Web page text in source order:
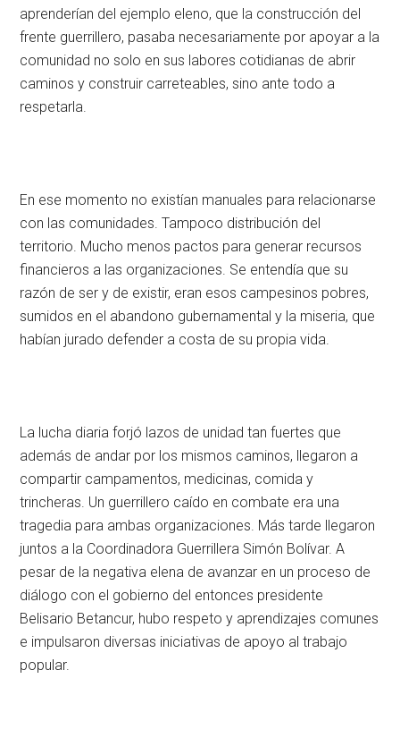
aprenderían del ejemplo eleno, que la construcción del
frente guerrillero, pasaba necesariamente por apoyar a la
comunidad no solo en sus labores cotidianas de abrir
caminos y construir carreteables, sino ante todo a
respetarla.
En ese momento no existían manuales para relacionarse
con las comunidades. Tampoco distribución del
territorio. Mucho menos pactos para generar recursos
financieros a las organizaciones. Se entendía que su
razón de ser y de existir, eran esos campesinos pobres,
sumidos en el abandono gubernamental y la miseria, que
habían jurado defender a costa de su propia vida.
La lucha diaria forjó lazos de unidad tan fuertes que
además de andar por los mismos caminos, llegaron a
compartir campamentos, medicinas, comida y
trincheras. Un guerrillero caído en combate era una
tragedia para ambas organizaciones. Más tarde llegaron
juntos a la Coordinadora Guerrillera Simón Bolívar. A
pesar de la negativa elena de avanzar en un proceso de
diálogo con el gobierno del entonces presidente
Belisario Betancur, hubo respeto y aprendizajes comunes
e impulsaron diversas iniciativas de apoyo al trabajo
popular.